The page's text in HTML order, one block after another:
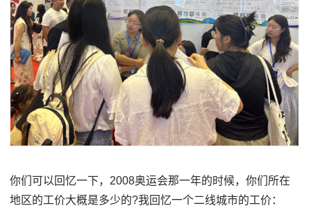
你们可以回忆一下，2008奥运会那一年的时候，你们所在
地区的工价大概是多少的?我回忆一个二线城市的工价：